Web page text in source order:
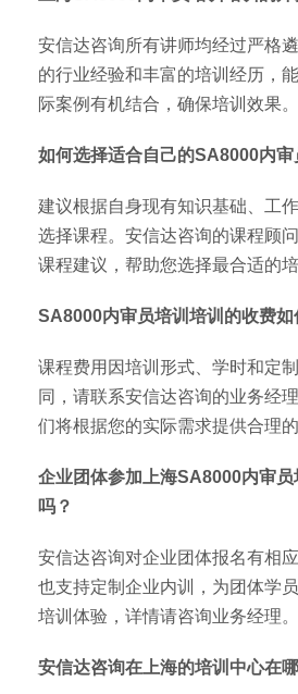
安信达咨询所有讲师均经过严格
的行业经验和丰富的培训经历，
际案例有机结合，确保培训效果。
如何选择适合自己的SA8000内审
建议根据自身现有知识基础、工
选择课程。安信达咨询的课程顾
课程建议，帮助您选择最合适的培
SA8000内审员培训培训的收费如
课程费用因培训形式、学时和定
同，请联系安信达咨询的业务经
们将根据您的实际需求提供合理的
企业团体参加上海SA8000内审
吗？
安信达咨询对企业团体报名有相
也支持定制企业内训，为团体学
培训体验，详情请咨询业务经理。
安信达咨询在上海的培训中心在